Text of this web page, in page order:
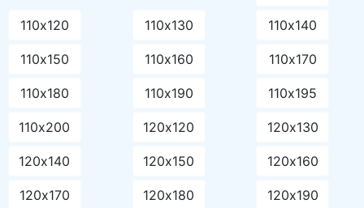
110х120 110х130 110х140
110х150 110х160 110х170
110х180 110х190 110х195
110х200 120х120 120х130
120х140 120х150 120х160
120х170 120х180 120х190